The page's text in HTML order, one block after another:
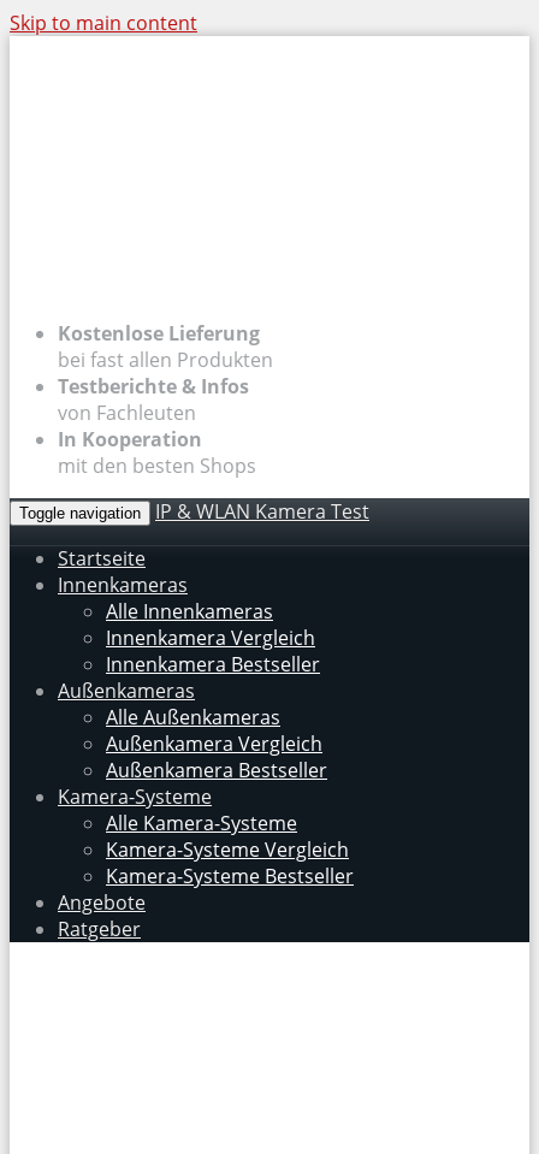
Skip to main content
Kostenlose Lieferung
bei fast allen Produkten
Testberichte & Infos
von Fachleuten
In Kooperation
mit den besten Shops
Toggle navigation
IP & WLAN Kamera Test
Startseite
Innenkameras
Alle Innenkameras
Innenkamera Vergleich
Innenkamera Bestseller
Außenkameras
Alle Außenkameras
Außenkamera Vergleich
Außenkamera Bestseller
Kamera-Systeme
Alle Kamera-Systeme
Kamera-Systeme Vergleich
Kamera-Systeme Bestseller
Angebote
Ratgeber